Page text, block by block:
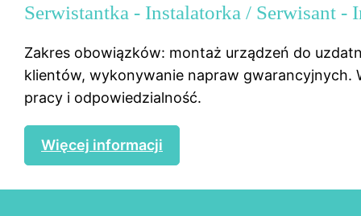
Serwistantka - Instalatorka / Serwisant -
Zakres obowiązków: montaż urządzeń do
klientów, wykonywanie napraw gwarancyjnych.
pracy i odpowiedzialność.
Więcej informacji